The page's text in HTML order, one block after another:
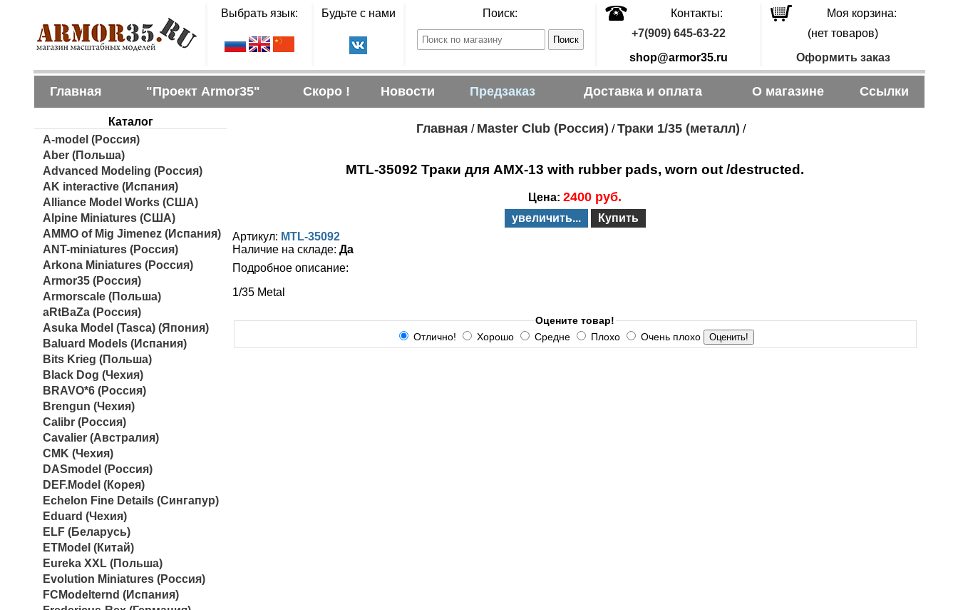
Выбрать язык: Будьте с нами Поиск: Контакты:
Моя корзина:
+7(909) 645-63-22
shop@armor35.ru
(нет товаров)
Оформить заказ
Главная "Проект Armor35" Скоро ! Новости Предзаказ Доставка и оплата О магазине Ссылки
Каталог
A-model (Россия)
Aber (Польша)
Advanced Modeling (Россия)
AK interactive (Испания)
Alliance Model Works (США)
Alpine Miniatures (США)
AMMO of Mig Jimenez (Испания)
ANT-miniatures (Россия)
Arkona Miniatures (Россия)
Armor35 (Россия)
Armorscale (Польша)
aRtBaZa (Россия)
Asuka Model (Tasca) (Япония)
Baluard Models (Испания)
Bits Krieg (Польша)
Black Dog (Чехия)
BRAVO*6 (Россия)
Brengun (Чехия)
Calibr (Россия)
Cavalier (Австралия)
CMK (Чехия)
DASmodel (Россия)
DEF.Model (Корея)
Echelon Fine Details (Сингапур)
Eduard (Чехия)
ELF (Беларусь)
ETModel (Китай)
Eureka XXL (Польша)
Evolution Miniatures (Россия)
FCModelternd (Испания)
Главная / Master Club (Россия) /Траки 1/35 (металл) /
MTL-35092 Траки для AMX-13 with rubber pads, worn out /destructed.
Цена: 2400 руб.
увеличить...
Купить
Артикул: MTL-35092
Наличие на складе: Да
Подробное описание:
1/35 Metal
Оцените товар!
Отлично!
Хорошо Средне Плохо Очень плохо